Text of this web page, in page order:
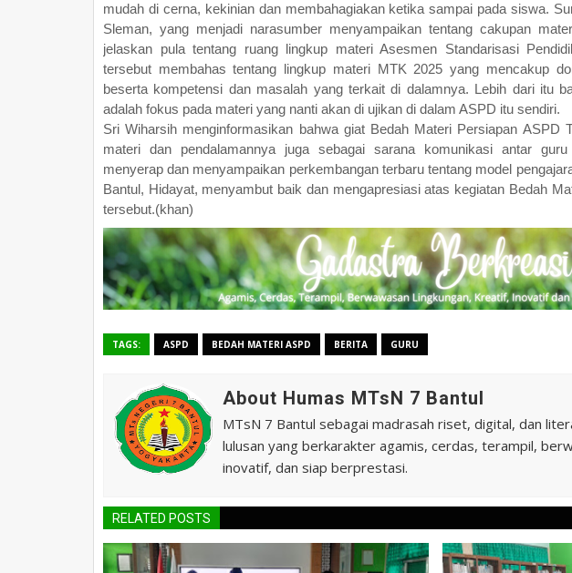
mudah di cerna, kekinian dan membahagiakan ketika sampai pada siswa.
Sleman, yang menjadi narasumber menyampaikan tentang cakupan
jelaskan pula tentang ruang lingkup materi Asesmen Standarisasi
tersebut membahas tentang lingkup materi MTK 2025 yang mencakup
beserta kompetensi dan masalah yang terkait di dalamnya. Lebih dari itu
adalah fokus pada materi yang nanti akan di ujikan di dalam ASPD itu sendiri.
Sri Wiharsih menginformasikan bahwa giat Bedah Materi Persiapan ASPD
materi dan pendalamannya juga sebagai sarana komunikasi antar
menyerap dan menyampaikan perkembangan terbaru tentang model
Bantul, Hidayat, menyambut baik dan mengapresiasi atas kegiatan Bedah
tersebut.(khan)
TAGS: ASPD BEDAH MATERI ASPD BERITA GURU
About Humas MTsN 7 Bantul
MTsN 7 Bantul sebagai madrasah riset, digital, dan
lulusan yang berkarakter agamis, cerdas, terampil,
inovatif, dan siap berprestasi.
RELATED POSTS